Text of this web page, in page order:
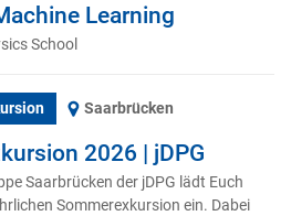
Learning
School
Saarbrücken
2026 | jDPG
Saarbrücken der jDPG lädt Euch
Sommerexkursion ein. Dabei